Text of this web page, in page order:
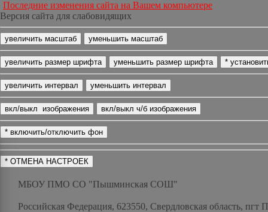
Последние изменения сайта на Вашем компьютере
Версия сайта для слабовидящих
МБОУ ПМО СО "Пышминская СОШ"
Российская Федерация, 623550, Свердловская область,